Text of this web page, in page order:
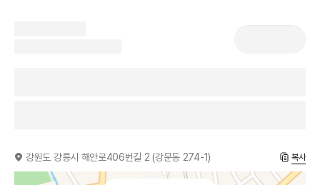
강원도 강릉시 해안로406번길 2 (강문동 274-1) 복사